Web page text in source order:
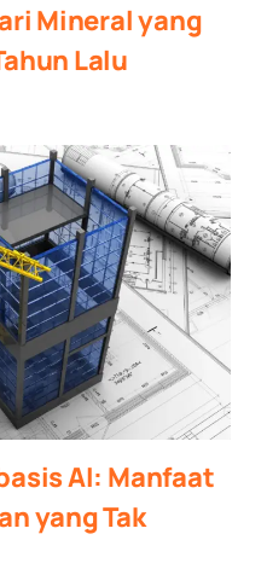
Mineral yang
Lalu
AI: Manfaat
yang Tak